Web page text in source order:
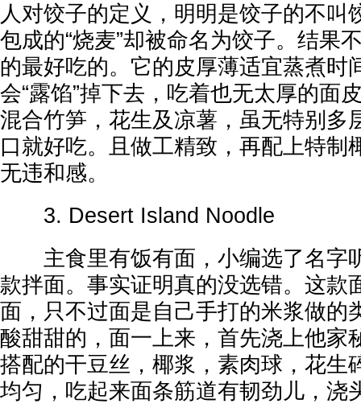
人对饺子的定义，明明是饺子的不叫
包成的“烧麦”却被命名为饺子。结果
的最好吃的。它的皮厚薄适宜蒸煮时
会“露馅”掉下去，吃着也无太厚的面
混合竹笋，花生及凉薯，虽无特别多
口就好吃。且做工精致，再配上特制
无违和感。
3. Desert Island Noodle
主食里有饭有面，小编选了名字
款拌面。事实证明真的没选错。这款
面，只不过面是自己手打的米浆做的
酸甜甜的，面一上来，首先浇上他家
搭配的干豆丝，椰浆，素肉球，花生
均匀， 吃起来面条筋道有韧劲儿，浇